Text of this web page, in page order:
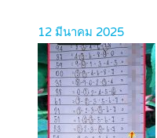
12 มีนาคม 2025